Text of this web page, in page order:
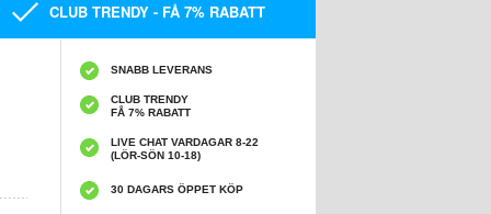
CLUB TRENDY - FÅ 7% RABATT
SNABB LEVERANS
CLUB TRENDY
FÅ 7% RABATT
LIVE CHAT VARDAGAR 8-22
(LÖR-SÖN 10-18)
30 DAGARS ÖPPET KÖP